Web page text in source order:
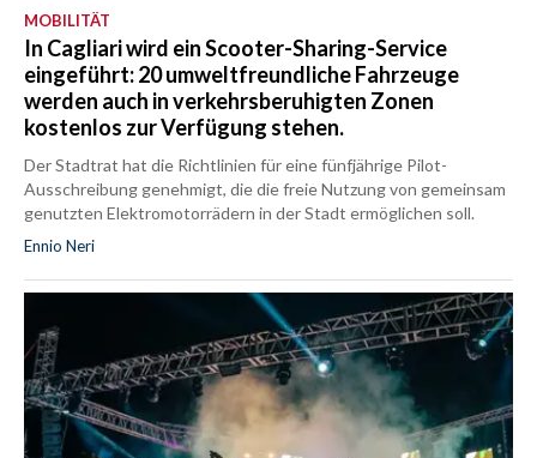
MOBILITÄT
In Cagliari wird ein Scooter-Sharing-Service
eingeführt: 20 umweltfreundliche Fahrzeuge
werden auch in verkehrsberuhigten Zonen
kostenlos zur Verfügung stehen.
Der Stadtrat hat die Richtlinien für eine fünfjährige Pilot-
Ausschreibung genehmigt, die die freie Nutzung von gemeinsam
genutzten Elektromotorrädern in der Stadt ermöglichen soll.
Ennio Neri